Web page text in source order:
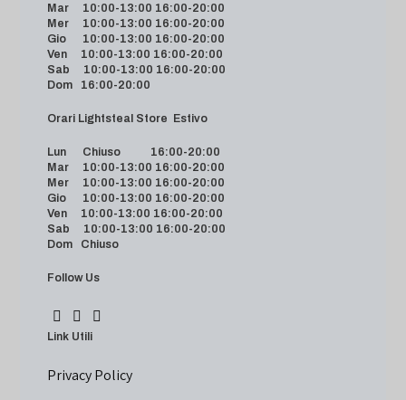
Mar 10:00-13:00 16:00-20:00
Mer 10:00-13:00 16:00-20:00
Gio 10:00-13:00 16:00-20:00
Ven 10:00-13:00 16:00-20:00
Sab 10:00-13:00 16:00-20:00
Dom 16:00-20:00
Orari Lightsteal Store Estivo
Lun Chiuso 16:00-20:00
Mar 10:00-13:00 16:00-20:00
Mer 10:00-13:00 16:00-20:00
Gio 10:00-13:00 16:00-20:00
Ven 10:00-13:00 16:00-20:00
Sab 10:00-13:00 16:00-20:00
Dom Chiuso
Follow Us
Link Utili
Privacy Policy